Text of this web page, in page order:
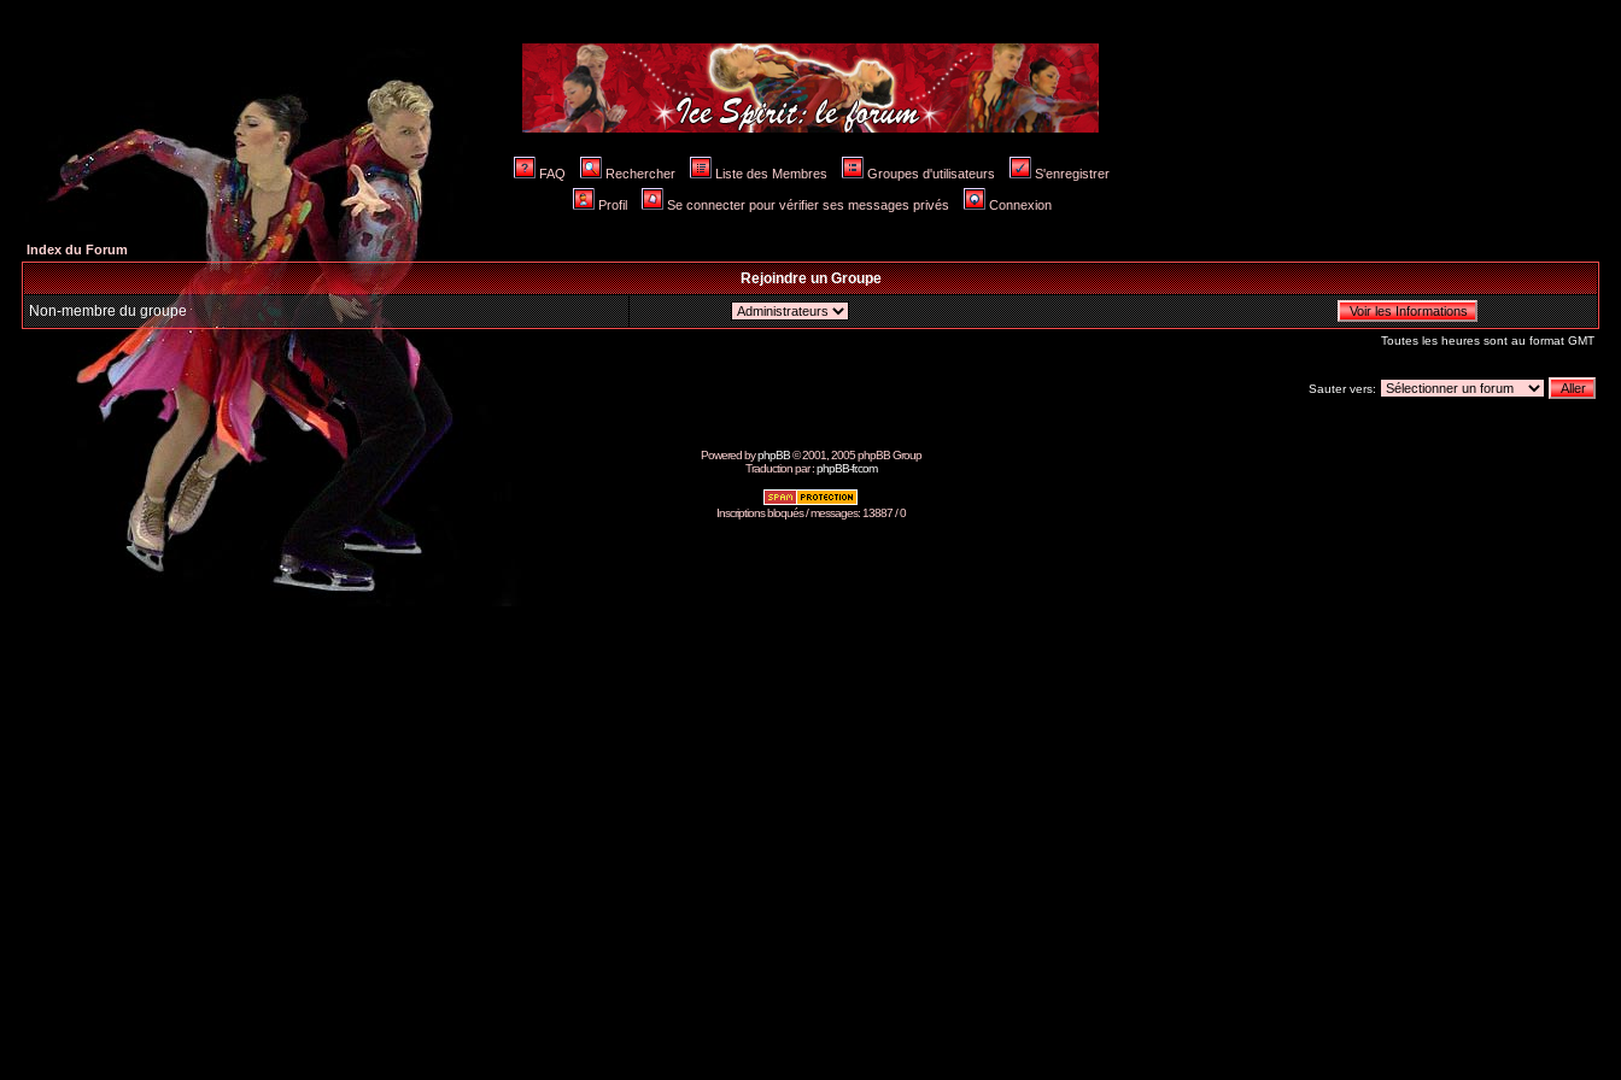
FAQ Rechercher Liste des Membres Groupes d'utilisateurs S'enregistrer
Profil Se connecter pour vérifier ses messages privés Connexion
Index du Forum
Rejoindre un Groupe
Non-membre du groupe
Toutes les heures sont au format GMT
Sauter vers:
Powered byphpBB© 2001, 2005 phpBB Group
Traduction par :phpBB-fr.com
Inscriptions bloqués / messages: 13887 / 0